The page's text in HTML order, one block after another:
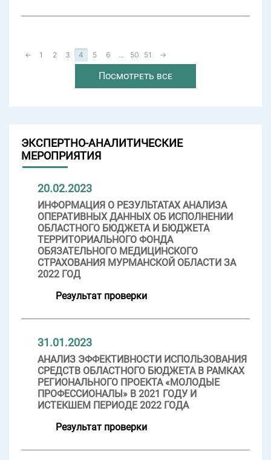
← 1 2 3 4 5 6 ... 50 51 →
Посмотреть все
ЭКСПЕРТНО-АНАЛИТИЧЕСКИЕ
МЕРОПРИЯТИЯ
20.02.2023
ИНФОРМАЦИЯ О РЕЗУЛЬТАТАХ АНАЛИЗА
ОПЕРАТИВНЫХ ДАННЫХ ОБ ИСПОЛНЕНИИ
ОБЛАСТНОГО БЮДЖЕТА И БЮДЖЕТА
ТЕРРИТОРИАЛЬНОГО ФОНДА
ОБЯЗАТЕЛЬНОГО МЕДИЦИНСКОГО
СТРАХОВАНИЯ МУРМАНСКОЙ ОБЛАСТИ ЗА
2022 ГОД
Результат проверки
31.01.2023
АНАЛИЗ ЭФФЕКТИВНОСТИ ИСПОЛЬЗОВАНИЯ
СРЕДСТВ ОБЛАСТНОГО БЮДЖЕТА В РАМКАХ
РЕГИОНАЛЬНОГО ПРОЕКТА «МОЛОДЫЕ
ПРОФЕССИОНАЛЫ» В 2021 ГОДУ И
ИСТЕКШЕМ ПЕРИОДЕ 2022 ГОДА
Результат проверки